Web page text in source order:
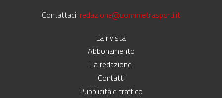
Contattaci: redazione@uominietrasporti.it
La rivista
Abbonamento
La redazione
Contatti
Pubblicità e traffico